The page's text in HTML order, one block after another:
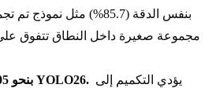
بنفس الدقة (85.7%) مثل
مجموعة صغيرة داخل النطاق تتفوق
بنحو 0.05 لنشر YOLO26.